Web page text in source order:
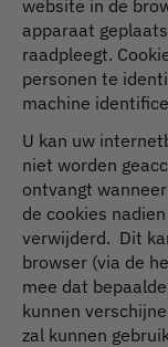
website in de
apparaat
raadpleegt.
personen te
machine
U kan uw
niet worden
ontvangt
de cookies
verwijderd. Dit
browser (via de
mee dat
kunnen
zal kunnen